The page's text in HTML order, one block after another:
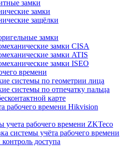
замки
замки
защёлки
замки
замки CISA
замки ATIS
замки ISEO
времени
системы по геометрии лица
системы по отпечатку пальца
карте
рабочего времени Hikvision
учета рабочего времени ZKTeco
системы учёта рабочего времени
доступа